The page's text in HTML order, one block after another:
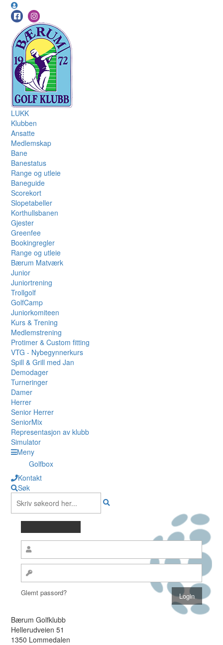
LUKK
Klubben
Ansatte
Medlemskap
Bane
Banestatus
Range og utleie
Baneguide
Scorekort
Slopetabeller
Korthullsbanen
Gjester
Greenfee
Bookingregler
Range og utleie
Bærum Matværk
Junior
Juniortrening
Trollgolf
GolfCamp
Juniorkomiteen
Kurs & Trening
Medlemstrening
Protimer & Custom fitting
VTG - Nybegynnerkurs
Spill & Grill med Jan
Demodager
Turneringer
Damer
Herrer
Senior Herrer
SeniorMix
Representasjon av klubb
Simulator
Meny
Golfbox
Kontakt
Søk
Glemt passord?
Bærum Golfklubb
Hellerudveien 51
1350 Lommedalen